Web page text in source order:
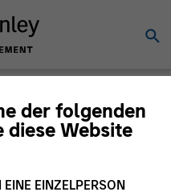
der folgenden
diese Website
EINZELPERSON